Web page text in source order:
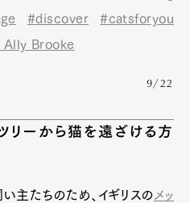
#discover
#catsforyou
Brooke
9/22
ーから猫を遠ざける方
い主たちのため、イギリスの メッ